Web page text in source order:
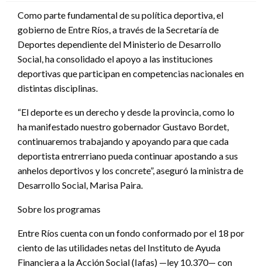
Como parte fundamental de su política deportiva, el
gobierno de Entre Ríos, a través de la Secretaría de
Deportes dependiente del Ministerio de Desarrollo
Social, ha consolidado el apoyo a las instituciones
deportivas que participan en competencias nacionales en
distintas disciplinas.
“El deporte es un derecho y desde la provincia, como lo
ha manifestado nuestro gobernador Gustavo Bordet,
continuaremos trabajando y apoyando para que cada
deportista entrerriano pueda continuar apostando a sus
anhelos deportivos y los concrete”, aseguró la ministra de
Desarrollo Social, Marisa Paira.
Sobre los programas
Entre Ríos cuenta con un fondo conformado por el 18 por
ciento de las utilidades netas del Instituto de Ayuda
Financiera a la Acción Social (Iafas) —ley 10.370— con